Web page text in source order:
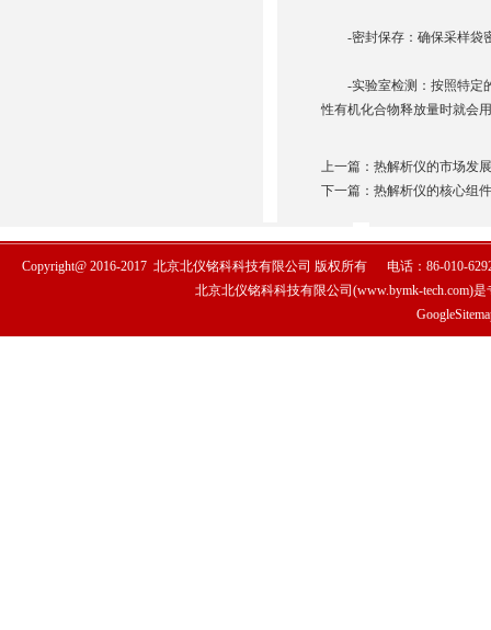
-密封保存：确保采样袋
-实验室检测：按照特定的
性有机化合物释放量时就会
上一篇： 热解析仪的市场发
下一篇： 热解析仪的核心组
Copyright@ 2016-2017 北京北仪铭科科技有限公司 版权所有 电话：86-010-
北京北仪铭科科技有限公司(www.bymk-tech.com)是